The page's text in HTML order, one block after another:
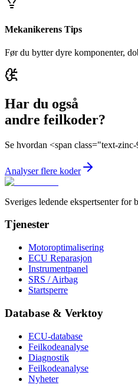
Mekanikerens Tips
Før du bytter dyre komponenter,
Har du også
andre feilkoder?
Se hvordan <span class="text-
Analyser flere koder
Sveriges ledende ekspertsenter
Tjenester
Motoroptimalisering
ECU Reparasjon
Instrumentpanel
SRS / Airbag
Startsperre
Database & Verktoy
ECU-database
Feilkodeanalyse
Diagnostik
Feilkodeanalyse
Nyheter